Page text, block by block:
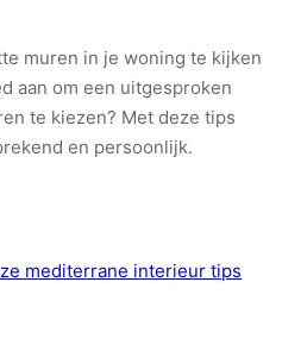
muren in je woning te kijken
aan om een uitgesproken
te kiezen? Met deze tips
en persoonlijk.